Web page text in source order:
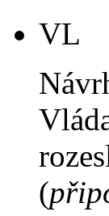
VL
(